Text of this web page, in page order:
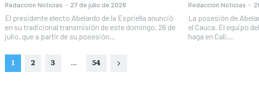
Redacción Noticias - 27 de julio de 2026
El presidente electo Abelardo de la Espriella anunció
en su tradicional transmisión de este domingo, 26 de
julio, que a partir de su posesión...
Redacción Noticias -
La posesión de
el Cauca. El equipo
haga en Cali,...
1 2 3 ... 54